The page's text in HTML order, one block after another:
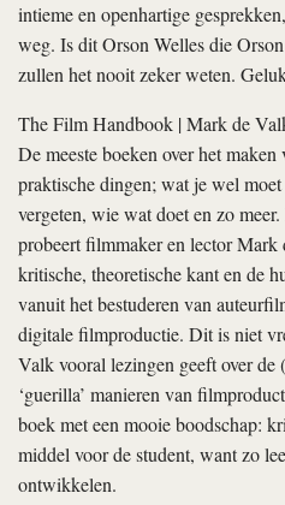
intieme en openhartige
weg. Is dit Orson Welles die
zullen het nooit zeker weten.
The Film Handbook |Mark de
De meeste boeken over het
praktische dingen; wat je wel
vergeten, wie wat doet en zo
probeert filmmaker en lector Mark
kritische, theoretische kant en de
vanuit het bestuderen van
digitale filmproductie. Dit is niet
Valk vooral lezingen geeft over de
‘guerilla’ manieren van
boek met een mooie boodschap:
middel voor de student, want zo
ontwikkelen.